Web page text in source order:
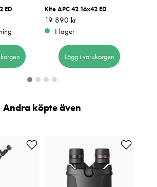
ED Kite APC 42 16x42 ED
Pris :19 890 kr
19 890 kr
I lager
Lägg i varukorgen
Andra köpte även